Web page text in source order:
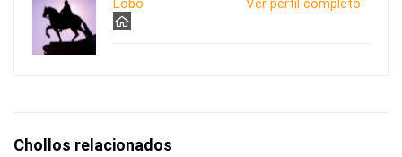
Ver perfil completo
Lobo
Chollos relacionados